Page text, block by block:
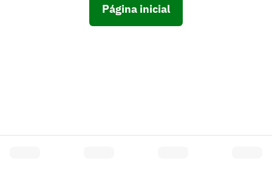
Página inicial